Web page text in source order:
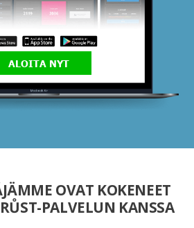
ALOITA NYT
OVAT KOKENEET
PALVELUN KANSSA